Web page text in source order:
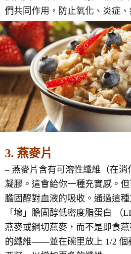
們共同作用，防止氧化、炎症、
3. 燕麥片
– 燕麥片含有可溶性纖維（在
凝膠。這會給你一種充實感。
膽固醇對血液的吸收。通過這
「壞」膽固醇低密度脂蛋白 （
燕麥或鋼切燕麥，而不是即食
的纖維——並在碗里放上 1/2 個